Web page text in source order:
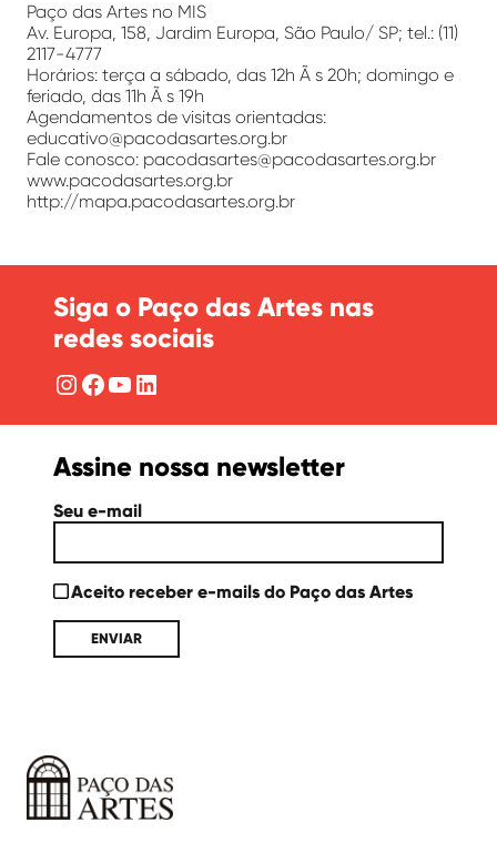
Paço das Artes no MIS
Av. Europa, 158, Jardim Europa, São Paulo/ SP; tel.: (11)
2117-4777
Horários: terça a sábado, das 12h Ã s 20h; domingo e
feriado, das 11h Ã s 19h
Agendamentos de visitas orientadas:
educativo@pacodasartes.org.br
Fale conosco: pacodasartes@pacodasartes.org.br
www.pacodasartes.org.br
http://mapa.pacodasartes.org.br
Siga o Paço das Artes nas
redes sociais
Instagram
Facebook
YouTube
LinkedIn
Assine nossa newsletter
Seu e-mail
Aceito receber e-mails do Paço das Artes